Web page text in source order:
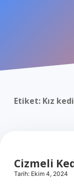
Politikası
Etiket: Kız
Cizmeli
Tarih: Ekim 4, 2024